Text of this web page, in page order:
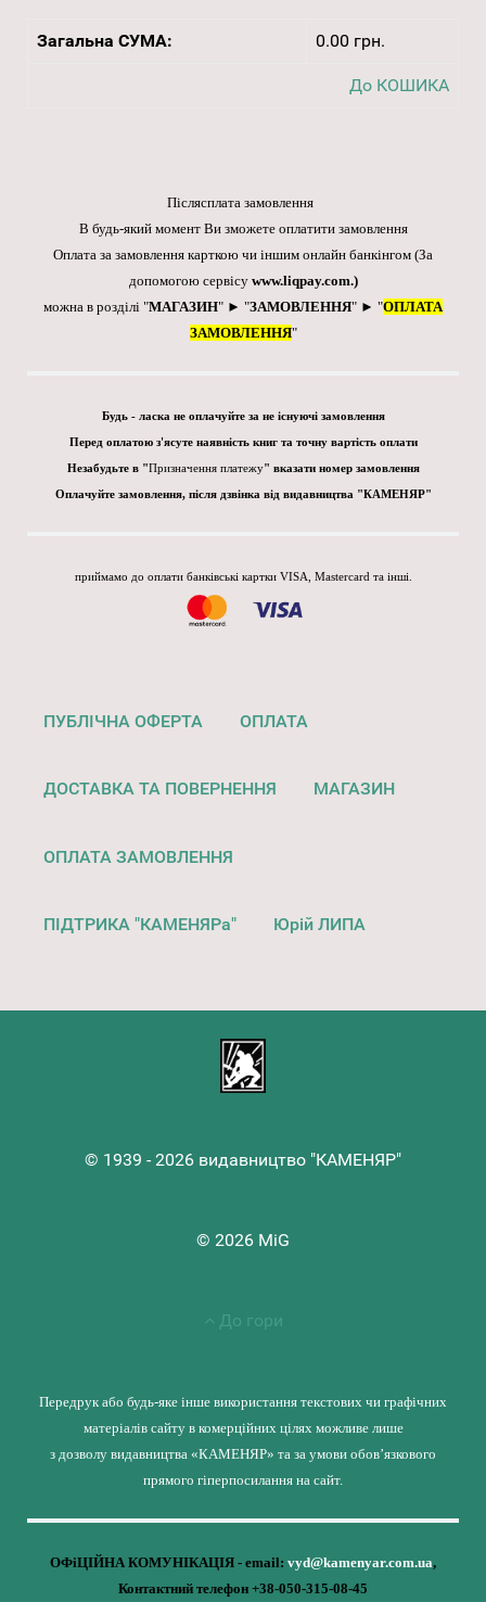
Загальна СУМА: 0.00 грн.
До КОШИКА
Післясплата замовлення
В будь-який момент Ви зможете оплатити замовлення
Оплата за замовлення карткою чи іншим онлайн банкінгом (За
допомогою сервісу www.liqpay.com.)
можна в розділі "МАГАЗИН" ► "ЗАМОВЛЕННЯ" ► "ОПЛАТА
ЗАМОВЛЕННЯ"
Будь - ласка не оплачуйте за не існуючі замовлення
Перед оплатою з'ясуте наявність книг та точну вартість оплати
Незабудьте в "Призначення платежу" вказати номер замовлення
Оплачуйте замовлення, після дзвінка від видавництва "КАМЕНЯР"
приймамо до оплати банківські картки VISA, Mastercard та інші.
ПУБЛІЧНА ОФЕРТА ОПЛАТА
ДОСТАВКА ТА ПОВЕРНЕННЯ МАГАЗИН
ОПЛАТА ЗАМОВЛЕННЯ
ПІДТРИКА "КАМЕНЯРа" Юрій ЛИПА
© 1939 - 2026 видавництво "КАМЕНЯР"
© 2026 MiG
До гори
Передрук або будь-яке інше використання текстових чи графічних
матеріалів сайту в комерційних цілях можливе лише
з дозволу видавництва «КАМЕНЯР» та за умови обов’язкового
прямого гіперпосилання на сайт.
ОФіЦІЙНА КОМУНІКАЦІЯ - email: vyd@kamenyar.com.ua,
Контактний телефон +38-050-315-08-45